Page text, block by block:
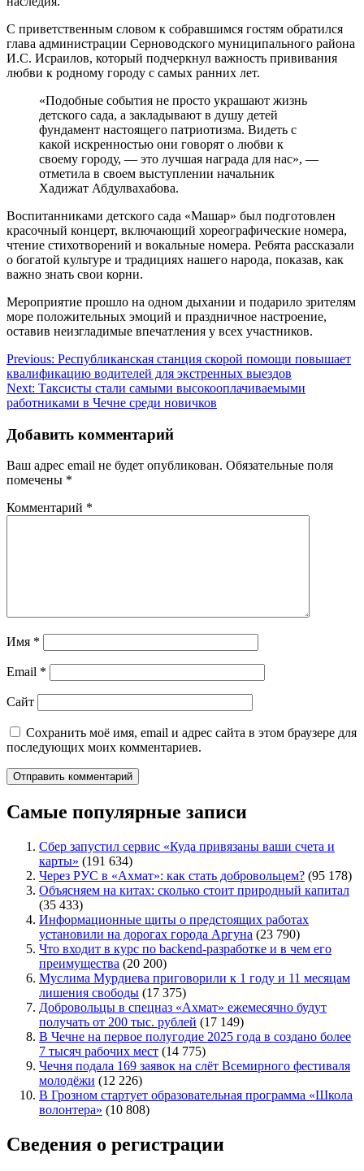
С приветственным словом к собравшимся гостям обратился
глава администрации Серноводского муниципального района
И.С. Исраилов, который подчеркнул важность прививания
любви к родному городу с самых ранних лет.
«Подобные события не просто украшают жизнь
детского сада, а закладывают в душу детей
фундамент настоящего патриотизма. Видеть с
какой искренностью они говорят о любви к
своему городу, — это лучшая награда для нас», —
отметила в своем выступлении начальник
Хадижат Абдулвахабова.
Воспитанниками детского сада «Машар» был подготовлен
красочный концерт, включающий хореографические номера,
чтение стихотворений и вокальные номера. Ребята рассказали
о богатой культуре и традициях нашего народа, показав, как
важно знать свои корни.
Мероприятие прошло на одном дыхании и подарило зрителям
море положительных эмоций и праздничное настроение,
оставив неизгладимые впечатления у всех участников.
Навигация
по
записям
Previous: Республиканская станция скорой помощи повышает
квалификацию водителей для экстренных выездов
Next: Таксисты стали самыми высокооплачиваемыми
работниками в Чечне среди новичков
Добавить комментарий
Ваш адрес email не будет опубликован. Обязательные поля
помечены *
Комментарий *
Имя *
Email *
Сайт
Сохранить моё имя, email и адрес сайта в этом браузере для
последующих моих комментариев.
Самые популярные записи
Сбер запустил сервис «Куда привязаны ваши счета и
карты» (191 634)
Через РУС в «Ахмат»: как стать добровольцем? (95 178)
Объясняем на китах: сколько стоит природный капитал
(35 433)
Информационные щиты о предстоящих работах
установили на дорогах города Аргуна (23 790)
Что входит в курс по backend-разработке и в чем его
преимущества (20 200)
Муслима Мурдиева приговорили к 1 году и 11 месяцам
лишения свободы (17 375)
Добровольцы в спецназ «Ахмат» ежемесячно будут
получать от 200 тыс. рублей (17 149)
В Чечне на первое полугодие 2025 года в создано более
7 тысяч рабочих мест (14 775)
Чечня подала 169 заявок на слёт Всемирного фестиваля
молодёжи (12 226)
В Грозном стартует образовательная программа «Школа
волонтера» (10 808)
Сведения о регистрации